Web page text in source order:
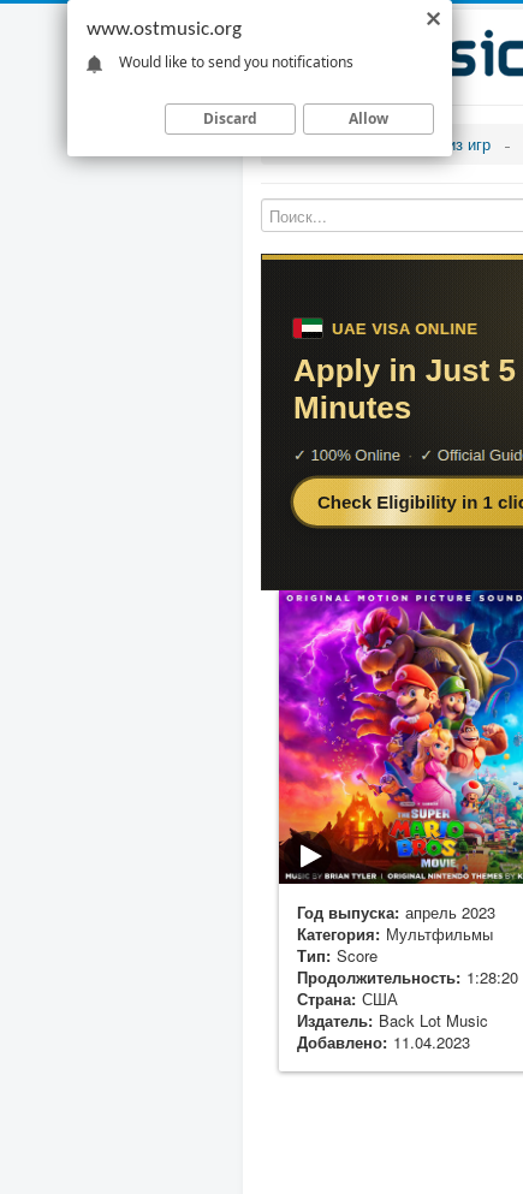
Музыка из игр
Год выпуска: апрель 2023
Категория: Мультфильмы
Тип: Score
Продолжительность: 1:28:20
Страна: США
Издатель: Back Lot Music
Добавлено: 11.04.2023
www.ostmusic.org
Would like to send you notifications
Discard Allow